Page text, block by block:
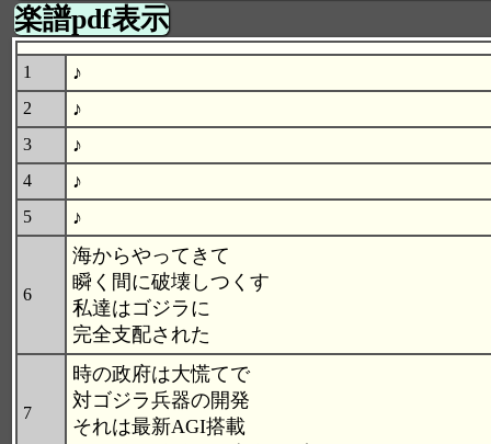
楽譜pdf表示
1 ♪
2 ♪
3 ♪
4 ♪
5 ♪
6
海からやってきて
瞬く間に破壊しつくす
私達はゴジラに
完全支配された
7
時の政府は大慌てで
対ゴジラ兵器の開発
それは最新AGI搭載